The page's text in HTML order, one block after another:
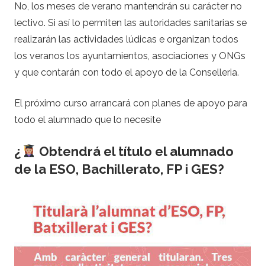
No, los meses de verano mantendrán su carácter no
lectivo. Si así lo permiten las autoridades sanitarias se
realizarán las actividades lúdicas e organizan todos
los veranos los ayuntamientos, asociaciones y ONGs
y que contarán con todo el apoyo de la Conselleria.
El próximo curso arrancará con planes de apoyo para
todo el alumnado que lo necesite
¿
Obtendrá el título el alumnado
de la ESO, Bachillerato, FP i GES?